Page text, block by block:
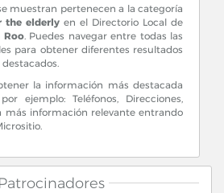
muestran pertenecen a la categoría
the elderly en el Directorio Local de
Roo. Puedes navegar entre todas las
para obtener diferentes resultados
la información más destacada
ejemplo: Teléfonos, Direcciones,
más información relevante entrando
Patrocinadores